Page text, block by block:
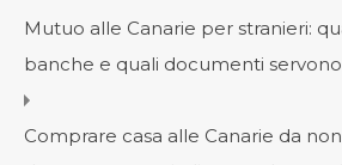
Mutuo alle Canarie per stranieri:
banche e quali documenti servono
Comprare casa alle Canarie da